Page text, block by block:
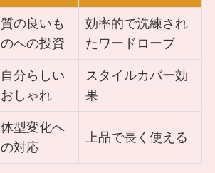
質の良いも
のへの投資
効率的で洗練され
たワードローブ
自分らしい
おしゃれ
スタイルカバー効
果
体型変化へ
の対応
上品で長く使える